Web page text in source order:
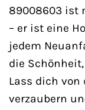
89008603 ist
– er ist eine
jedem
die
Lass dich
verzaubern